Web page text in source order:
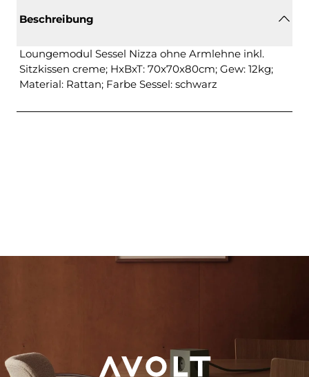
Beschreibung
Loungemodul Sessel Nizza ohne Armlehne inkl.
Sitzkissen creme; HxBxT: 70x70x80cm; Gew: 12kg;
Material: Rattan; Farbe Sessel: schwarz